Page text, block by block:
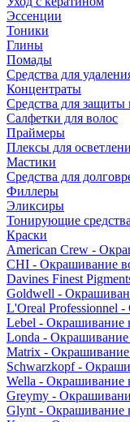
Эссенции
Тоники
Глины
Помады
Средства для
Концентраты
Средства для
Салфетки для волос
Праймеры
Плексы для
Мастики
Средства для
Филлеры
Эликсиры
Тонирующие средства
Краски
American Crew -
CHI - Окрашивание
Davines Finest
Goldwell -
L'Oreal Professionnel
Lebel - Окрашивание
Londa - Окрашивание
Matrix - Окрашивание
Schwarzkopf -
Wella - Окрашивание
Greymy -
Glynt - Окрашивание